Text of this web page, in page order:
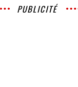
PUBLICITÉ